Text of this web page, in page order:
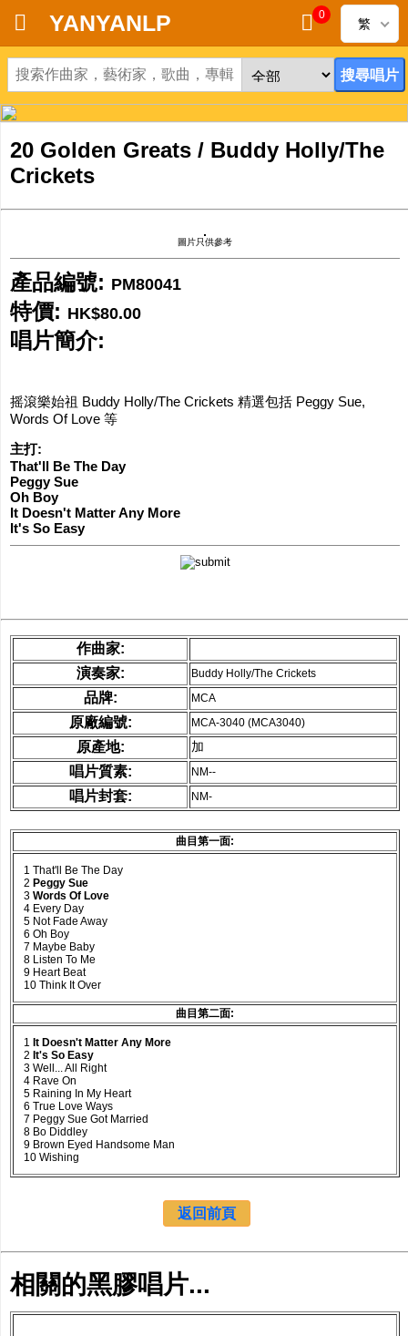
首頁
新到黑膠唱片
新到CD
黑膠唱片
CD
清貨
清貨發燒零件
網購/發貨付運
聯糸我們
YANYANLP 0
繁
20 Golden Greats / Buddy Holly/The
Crickets
圖片只供參考
產品編號: PM80041
特價: HK$80.00
唱片簡介:
摇滾樂始祖 Buddy Holly/The Crickets 精選包括 Peggy Sue,
Words Of Love 等
主打:
That'll Be The Day
Peggy Sue
Oh Boy
It Doesn't Matter Any More
It's So Easy
作曲家:
演奏家:
Buddy Holly/The Crickets
品牌: MCA
原廠編號: MCA-3040 (MCA3040)
原產地: 加
唱片質素: NM--
唱片封套: NM-
曲目第一面:
1 That'll Be The Day
2 Peggy Sue
3 Words Of Love
4 Every Day
5 Not Fade Away
6 Oh Boy
7 Maybe Baby
8 Listen To Me
9 Heart Beat
10 Think It Over
曲目第二面:
1 It Doesn't Matter Any More
2 It's So Easy
3 Well... All Right
4 Rave On
5 Raining In My Heart
6 True Love Ways
7 Peggy Sue Got Married
8 Bo Diddley
9 Brown Eyed Handsome Man
10 Wishing
返回前頁
相關的黑膠唱片...